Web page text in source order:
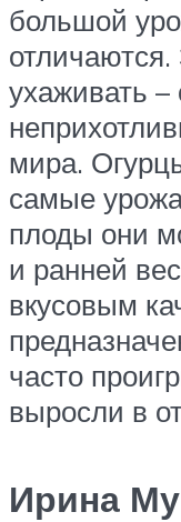
большой
ухаживать
мира.
самые
плоды они
и ранней
вкусовым
часто
выросли в
Ирина